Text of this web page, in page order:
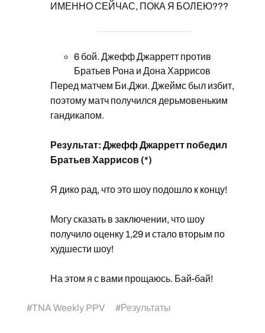
ИМЕННО СЕЙЧАС, ПОКА Я БОЛЕЮ???
6 бой. Джефф Джарретт против
Братьев Рона и Дона Харрисов
Перед матчем Би.Джи. Джеймс был избит,
поэтому матч получился дерьмовеньким
гандикапом.
Результат: Джефф Джарретт победил
Братьев Харрисов (*)
Я дико рад, что это шоу подошло к концу!
Могу сказать в заключении, что шоу
получило оценку 1,29 и стало вторым по
худшести шоу!
На этом я с вами прощаюсь. Бай-бай!
#TNA Weekly PPV #Результаты